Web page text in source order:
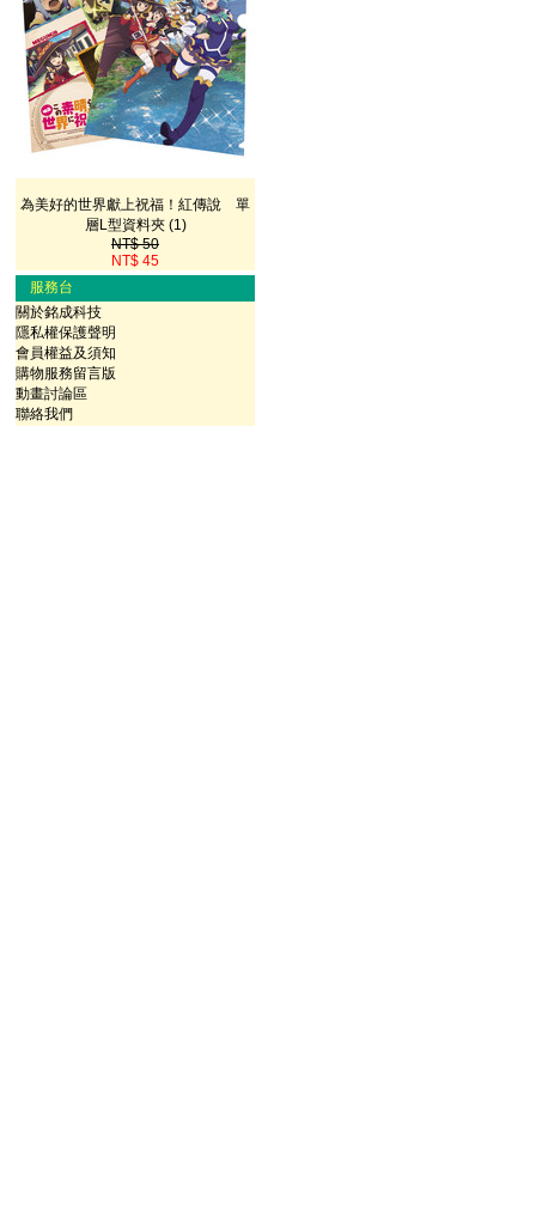
為美好的世界獻上祝福！紅傳說 單
層L型資料夾 (1)
NT$ 50
NT$ 45
服務台
關於銘成科技
隱私權保護聲明
會員權益及須知
購物服務留言版
動畫討論區
聯絡我們